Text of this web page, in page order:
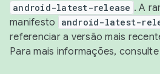
android-latest-release . A
manifesto
android-latest-
referenciar a versão mais
Para mais informações, consulte